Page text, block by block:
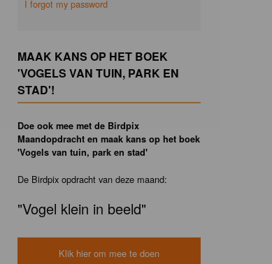
I forgot my password
MAAK KANS OP HET BOEK
'VOGELS VAN TUIN, PARK EN
STAD'!
Doe ook mee met de Birdpix
Maandopdracht en maak kans op het boek
'Vogels van tuin, park en stad'
De Birdpix opdracht van deze maand:
"Vogel klein in beeld"
Klik hier om mee te doen